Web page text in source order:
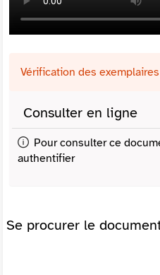
Vérification des
Consulter en ligne
Pour consulter ce
authentifier
Se procurer le